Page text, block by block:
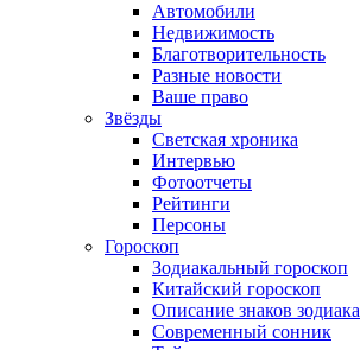
Автомобили
Недвижимость
Благотворительность
Разные новости
Ваше право
Звёзды
Светская хроника
Интервью
Фотоотчеты
Рейтинги
Персоны
Гороскоп
Зодиакальный гороскоп
Китайский гороскоп
Описание знаков зодиака
Современный сонник